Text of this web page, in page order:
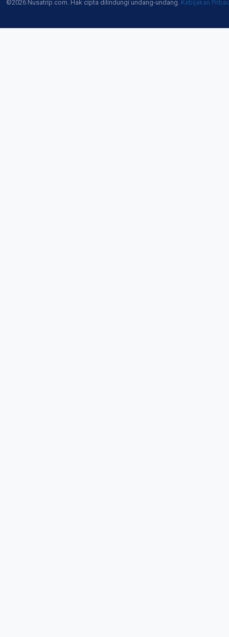
©2026 Nusatrip.com. Hak cipta dilindungi undang-undang. Kebijakan